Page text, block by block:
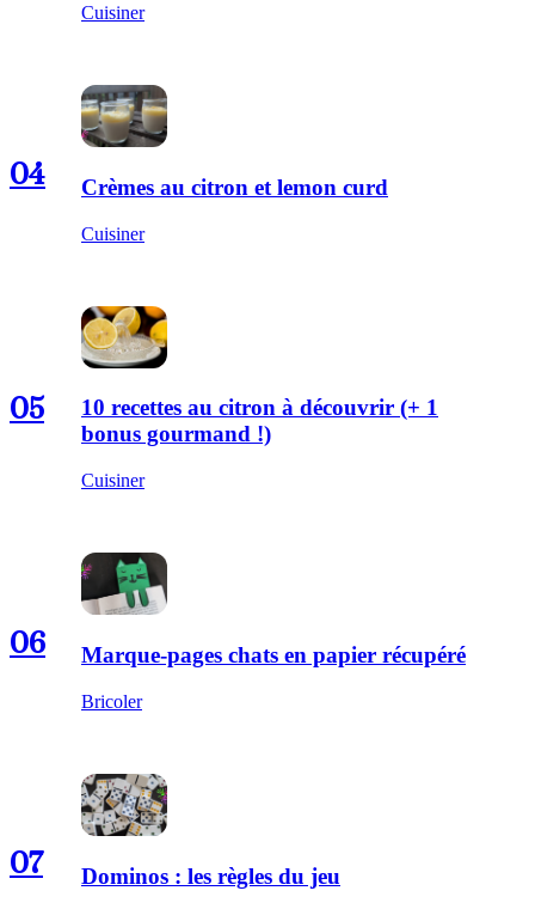
Cuisiner
04 Crèmes au citron et lemon curd
Cuisiner
05
10 recettes au citron à découvrir (+ 1
bonus gourmand !)
Cuisiner
06 Marque-pages chats en papier récupéré
Bricoler
07 Dominos : les règles du jeu